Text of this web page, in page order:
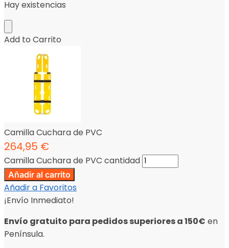
Hay existencias
Add to Carrito
Camilla Cuchara de PVC
264,95 €
Camilla Cuchara de PVC cantidad
Añadir al carrito
Añadir a Favoritos
¡Envío Inmediato!
Envío gratuito para pedidos superiores a 150€ en
Península.